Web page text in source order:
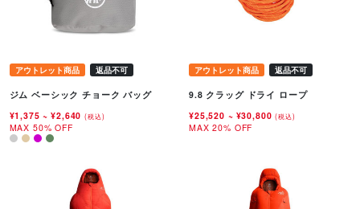
アウトレット商品 返品不可
ジム ベーシック チョーク バッグ
¥1,375~ ¥2,640(税込)
MAX 50% OFF
アウトレット商品 返品不可
9.8 クラッグ ドライ ロープ
¥25,520 ~ ¥30,800(税込)
MAX 20% OFF